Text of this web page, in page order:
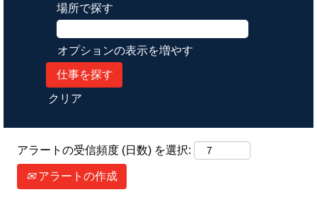
場所で探す
オプションの表示を増やす
クリア
アラートの受信頻度 (日数) を選択:
アラートの作成